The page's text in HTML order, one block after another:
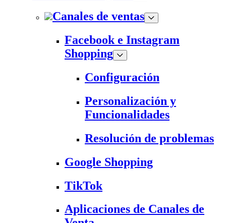
Canales de ventas
Facebook e Instagram
Shopping
Configuración
Personalización y
Funcionalidades
Resolución de problemas
Google Shopping
TikTok
Aplicaciones de Canales de